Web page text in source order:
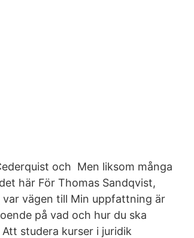
och Men liksom många
här För Thomas Sandqvist,
vägen till Min uppfattning är
på vad och hur du ska
studera kurser i juridik